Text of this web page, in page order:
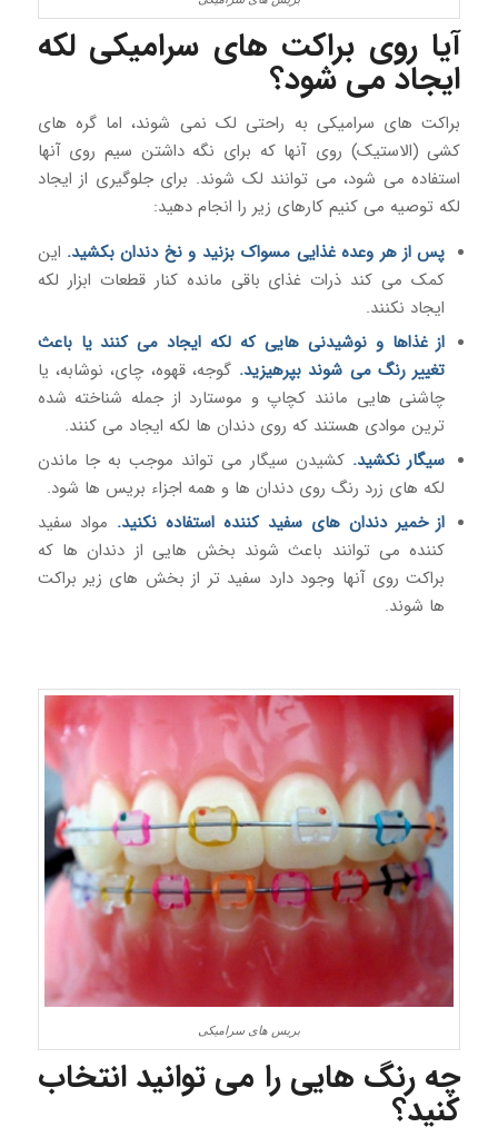
آیا روی براکت های سرامیکی لکه
ایجاد می شود؟
براکت های سرامیکی به راحتی لک نمی شوند، اما گره های
کشی (الاستیک) روی آنها که برای نگه داشتن سیم روی آنها
استفاده می شود، می توانند لک شوند. برای جلوگیری از ایجاد
لکه توصیه می کنیم کارهای زیر را انجام دهید:
پس از هر وعده غذایی مسواک بزنید و نخ دندان بکشید. این
کمک می کند ذرات غذای باقی مانده کنار قطعات ابزار لکه
ایجاد نکنند.
از غذاها و نوشیدنی هایی که لکه ایجاد می کنند یا باعث
تغییر رنگ می شوند بپرهیزید. گوجه، قهوه، چای، نوشابه، یا
چاشنی هایی مانند کچاپ و موستارد از جمله شناخته شده
ترین موادی هستند که روی دندان ها لکه ایجاد می کنند.
سیگار نکشید. کشیدن سیگار می تواند موجب به جا ماندن
لکه های زرد رنگ روی دندان ها و همه اجزاء بریس ها شود.
از خمیر دندان های سفید کننده استفاده نکنید. مواد سفید
کننده می توانند باعث شوند بخش هایی از دندان ها که
براکت روی آنها وجود دارد سفید تر از بخش های زیر براکت
ها شوند.
بریس های سرامیکی
چه رنگ هایی را می توانید انتخاب
کنید؟